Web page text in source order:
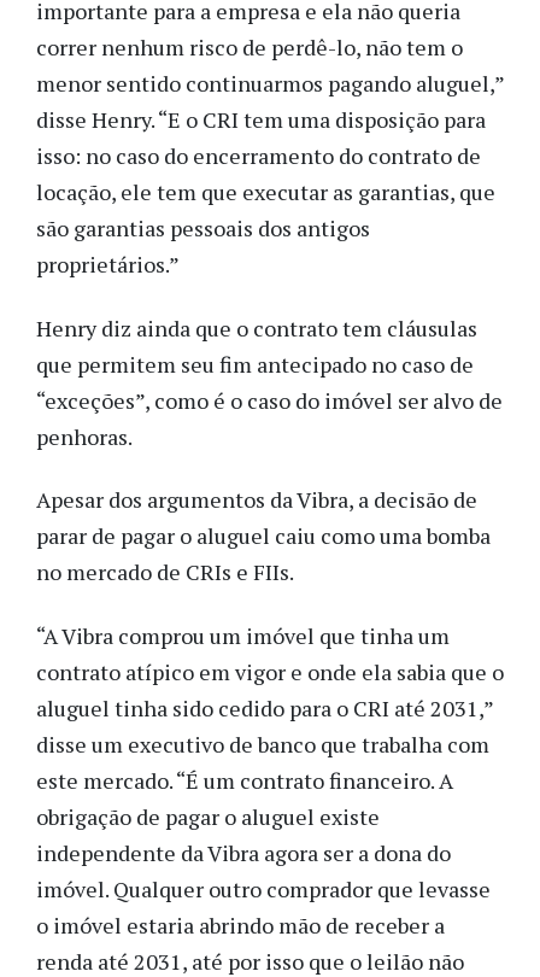
importante para a empresa e ela não queria
correr nenhum risco de perdê-lo, não tem o
menor sentido continuarmos pagando aluguel,”
disse Henry. “E o CRI tem uma disposição para
isso: no caso do encerramento do contrato de
locação, ele tem que executar as garantias, que
são garantias pessoais dos antigos
proprietários.”
Henry diz ainda que o contrato tem cláusulas
que permitem seu fim antecipado no caso de
“exceções”, como é o caso do imóvel ser alvo de
penhoras.
Apesar dos argumentos da Vibra, a decisão de
parar de pagar o aluguel caiu como uma bomba
no mercado de CRIs e FIIs.
“A Vibra comprou um imóvel que tinha um
contrato atípico em vigor e onde ela sabia que o
aluguel tinha sido cedido para o CRI até 2031,”
disse um executivo de banco que trabalha com
este mercado. “É um contrato financeiro. A
obrigação de pagar o aluguel existe
independente da Vibra agora ser a dona do
imóvel. Qualquer outro comprador que levasse
o imóvel estaria abrindo mão de receber a
renda até 2031, até por isso que o leilão não